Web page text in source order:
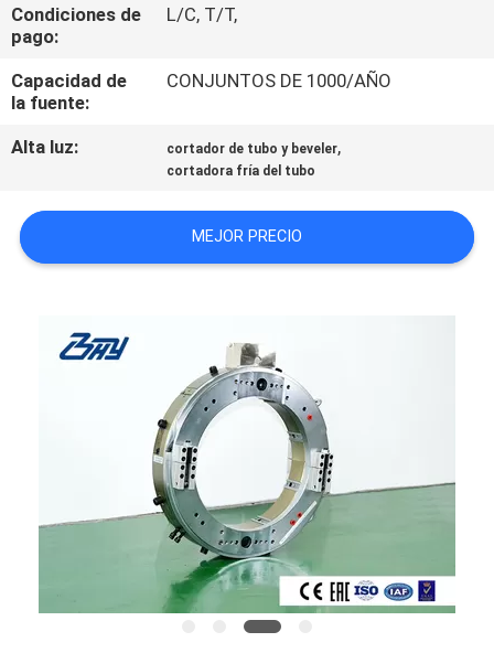
POLÍTICAS
DE
Condiciones de
pago:
L/C, T/T,
Capacidad de
la fuente:
CONJUNTOS DE 1000/AÑO
Alta luz: cortador de tubo y beveler,
cortadora fría del tubo
MEJOR PRECIO